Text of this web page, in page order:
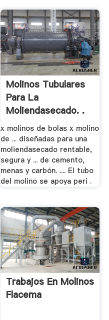
Molinos Tubulares
Para La
Moliendasecado. .
x molinos de bolas x molino
de ... diseñadas para una
moliendasecado rentable,
segura y ... de cemento,
menas y carbón. .... El tubo
del molino se apoya peri .
Trabajos En Molinos
Flacema